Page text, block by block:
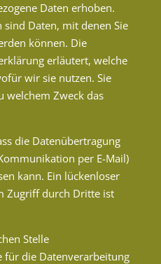
Daten erhoben.
sind Daten, mit denen Sie
können. Die
erläutert, welche
wir sie nutzen. Sie
welchem Zweck das
die Datenübertragung
per E-Mail)
kann. Ein lückenloser
Zugriff durch Dritte ist
Stelle
für die Datenverarbeitung